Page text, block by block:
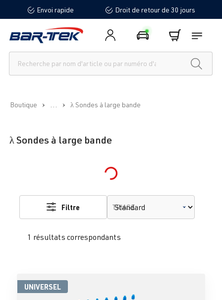
principalEnvoi rapide Droit de retour de 30 jours
Boutique ... λ Sondes à large bande
λ Sondes à large bande
Loading...
1 résultats correspondants
Filtre TRIAGE
UNIVERSEL